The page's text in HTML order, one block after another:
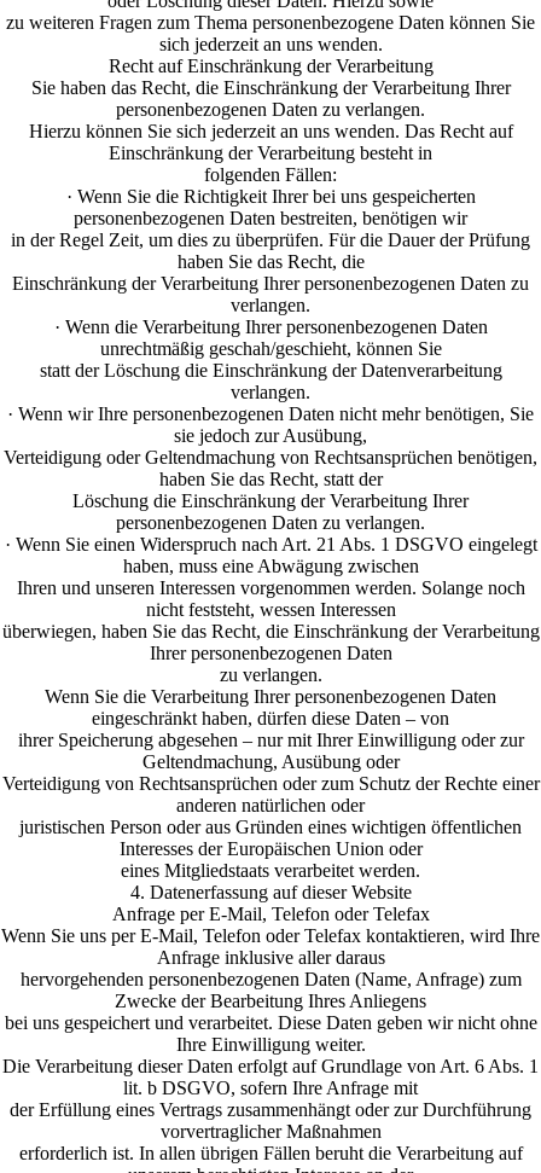
zu weiteren Fragen zum Thema personenbezogene Daten können Sie
sich jederzeit an uns wenden.
Recht auf Einschränkung der Verarbeitung
Sie haben das Recht, die Einschränkung der Verarbeitung Ihrer
personenbezogenen Daten zu verlangen.
Hierzu können Sie sich jederzeit an uns wenden. Das Recht auf
Einschränkung der Verarbeitung besteht in
folgenden Fällen:
· Wenn Sie die Richtigkeit Ihrer bei uns gespeicherten
personenbezogenen Daten bestreiten, benötigen wir
in der Regel Zeit, um dies zu überprüfen. Für die Dauer der Prüfung
haben Sie das Recht, die
Einschränkung der Verarbeitung Ihrer personenbezogenen Daten zu
verlangen.
· Wenn die Verarbeitung Ihrer personenbezogenen Daten
unrechtmäßig geschah/geschieht, können Sie
statt der Löschung die Einschränkung der Datenverarbeitung
verlangen.
· Wenn wir Ihre personenbezogenen Daten nicht mehr benötigen, Sie
sie jedoch zur Ausübung,
Verteidigung oder Geltendmachung von Rechtsansprüchen benötigen,
haben Sie das Recht, statt der
Löschung die Einschränkung der Verarbeitung Ihrer
personenbezogenen Daten zu verlangen.
· Wenn Sie einen Widerspruch nach Art. 21 Abs. 1 DSGVO eingelegt
haben, muss eine Abwägung zwischen
Ihren und unseren Interessen vorgenommen werden. Solange noch
nicht feststeht, wessen Interessen
überwiegen, haben Sie das Recht, die Einschränkung der Verarbeitung
Ihrer personenbezogenen Daten
zu verlangen.
Wenn Sie die Verarbeitung Ihrer personenbezogenen Daten
eingeschränkt haben, dürfen diese Daten – von
ihrer Speicherung abgesehen – nur mit Ihrer Einwilligung oder zur
Geltendmachung, Ausübung oder
Verteidigung von Rechtsansprüchen oder zum Schutz der Rechte einer
anderen natürlichen oder
juristischen Person oder aus Gründen eines wichtigen öffentlichen
Interesses der Europäischen Union oder
eines Mitgliedstaats verarbeitet werden.
4. Datenerfassung auf dieser Website
Anfrage per E-Mail, Telefon oder Telefax
Wenn Sie uns per E-Mail, Telefon oder Telefax kontaktieren, wird Ihre
Anfrage inklusive aller daraus
hervorgehenden personenbezogenen Daten (Name, Anfrage) zum
Zwecke der Bearbeitung Ihres Anliegens
bei uns gespeichert und verarbeitet. Diese Daten geben wir nicht ohne
Ihre Einwilligung weiter.
Die Verarbeitung dieser Daten erfolgt auf Grundlage von Art. 6 Abs. 1
lit. b DSGVO, sofern Ihre Anfrage mit
der Erfüllung eines Vertrags zusammenhängt oder zur Durchführung
vorvertraglicher Maßnahmen
erforderlich ist. In allen übrigen Fällen beruht die Verarbeitung auf